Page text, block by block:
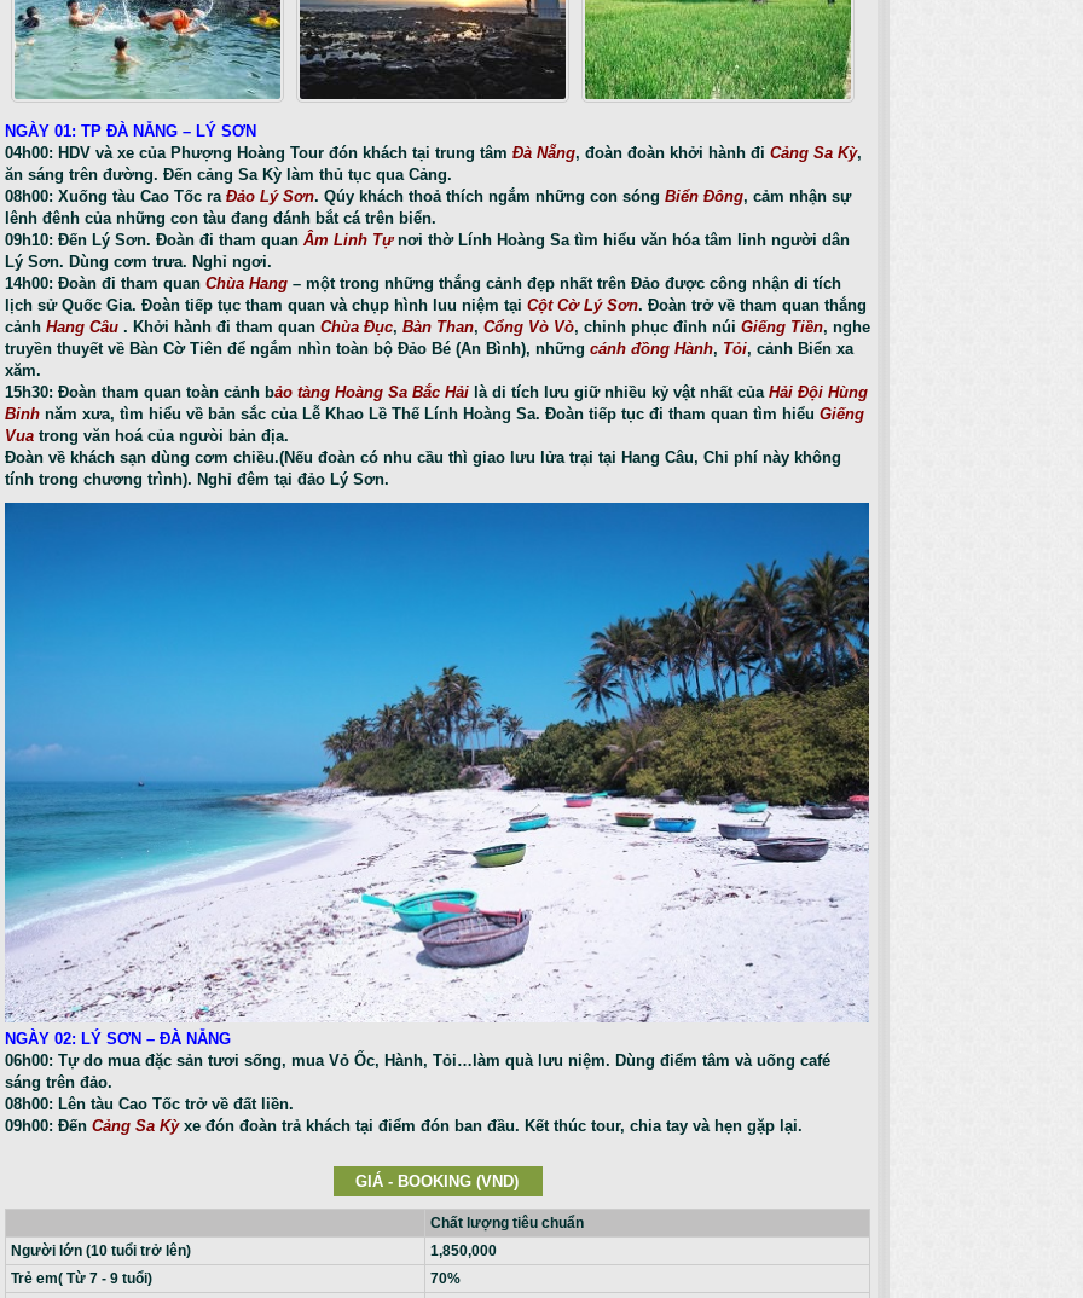
NGÀY 01: TP ĐÀ NẴNG – LÝ SƠN
04h00: HDV và xe của Phượng Hoàng Tour đón khách tại trung tâm Đà Nẵng, đoàn đoàn khởi hành đi Cảng Sa Kỳ,
ăn sáng trên đường. Đến cảng Sa Kỳ làm thủ tục qua Cảng.
08h00: Xuống tàu Cao Tốc ra Đảo Lý Sơn. Qúy khách thoả thích ngắm những con sóng Biển Đông, cảm nhận sự
lênh đênh của những con tàu đang đánh bắt cá trên biển.
09h10: Đến Lý Sơn. Đoàn đi tham quan Âm Linh Tựnơi thờ Lính Hoàng Sa tìm hiểu văn hóa tâm linh người dân
Lý Sơn. Dùng cơm trưa. Nghỉ ngơi.
14h00: Đoàn đi tham quan Chùa Hang – một trong những thắng cảnh đẹp nhất trên Đảo được công nhận di tích
lịch sử Quốc Gia. Đoàn tiếp tục tham quan và chụp hình luu niệm tại Cột Cờ Lý Sơn. Đoàn trở về tham quan thắng
cảnh Hang Câu . Khởi hành đi tham quan Chùa Đục, Bàn Than, Cổng Vò Vò, chinh phục đỉnh núi Giếng Tiền, nghe
truyền thuyết về Bàn Cờ Tiên để ngắm nhìn toàn bộ Đảo Bé (An Bình), những cánh đồng Hành, Tỏi, cảnh Biển xa
xăm.
15h30: Đoàn tham quan toàn cảnh bảo tàng Hoàng Sa Bắc Hải là di tích lưu giữ nhiều kỷ vật nhất của Hải Đội Hùng
Binh năm xưa, tìm hiểu về bản sắc của Lễ Khao Lề Thế Lính Hoàng Sa. Đoàn tiếp tục đi tham quan tìm hiểu Giếng
Vua trong văn hoá của ngưòi bản địa.
Đoàn về khách sạn dùng cơm chiều.(Nếu đoàn có nhu cầu thì giao lưu lửa trại tại Hang Câu, Chi phí này không
tính trong chương trình). Nghỉ đêm tại đảo Lý Sơn.
NGÀY 02: LÝ SƠN – ĐÀ NẴNG
06h00: Tự do mua đặc sản tươi sống, mua Vỏ Ốc, Hành, Tỏi…làm quà lưu niệm. Dùng điểm tâm và uống café
sáng trên đảo.
08h00: Lên tàu Cao Tốc trở về đất liền.
09h00: Đến Cảng Sa Kỳxe đón đoàn trả khách tại điểm đón ban đầu. Kết thúc tour, chia tay và hẹn gặp lại.
GIÁ - BOOKING (VND)
Chất lượng tiêu chuẩn
Người lớn (10 tuổi trở lên)
1,850,000
Trẻ em( Từ 7 - 9 tuổi)
70%